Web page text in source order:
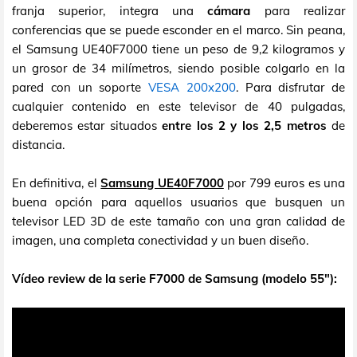
franja superior, integra unacámara para realizar
conferencias que se puede esconder en el marco. Sin peana,
el Samsung UE40F7000 tiene un peso de 9,2 kilogramos y
un grosor de 34 milímetros, siendo posible colgarlo en la
pared con un soporte VESA 200x200. Para disfrutar de
cualquier contenido en este televisor de 40 pulgadas,
deberemos estar situadosentre los 2 y los 2,5 metros de
distancia.
En definitiva, elSamsung UE40F7000por 799 euros es una
buena opción para aquellos usuarios que busquen un
televisor LED 3D de este tamaño con una gran calidad de
imagen, una completa conectividad y un buen diseño.
Vídeo review de la serie F7000 de Samsung (modelo 55"):